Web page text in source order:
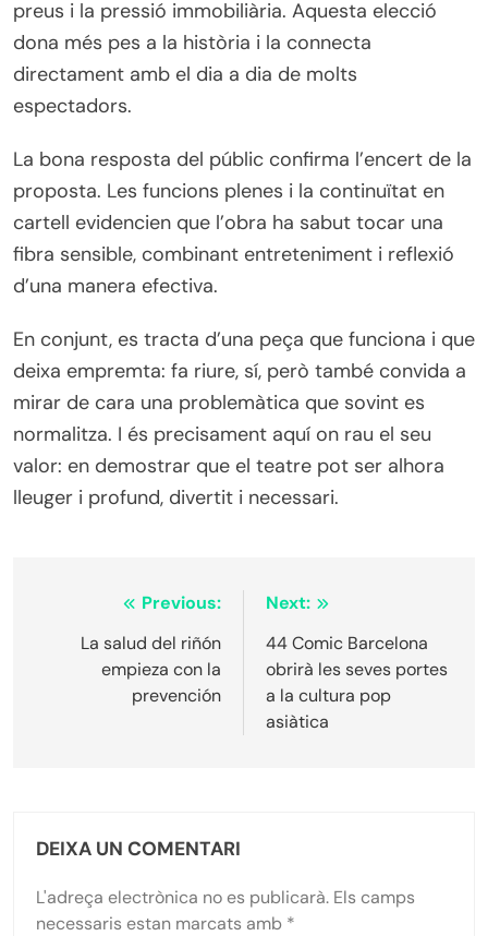
preus i la pressió immobiliària. Aquesta elecció
dona més pes a la història i la connecta
directament amb el dia a dia de molts
espectadors.
La bona resposta del públic confirma l’encert de la
proposta. Les funcions plenes i la continuïtat en
cartell evidencien que l’obra ha sabut tocar una
fibra sensible, combinant entreteniment i reflexió
d’una manera efectiva.
En conjunt, es tracta d’una peça que funciona i que
deixa empremta: fa riure, sí, però també convida a
mirar de cara una problemàtica que sovint es
normalitza. I és precisament aquí on rau el seu
valor: en demostrar que el teatre pot ser alhora
lleuger i profund, divertit i necessari.
Navegació
d'entrades
Previous:
La salud del riñón
empieza con la
prevención
Next:
44 Comic Barcelona
obrirà les seves portes
a la cultura pop
asiàtica
DEIXA UN COMENTARI
L'adreça electrònica no es publicarà. Els camps
necessaris estan marcats amb *